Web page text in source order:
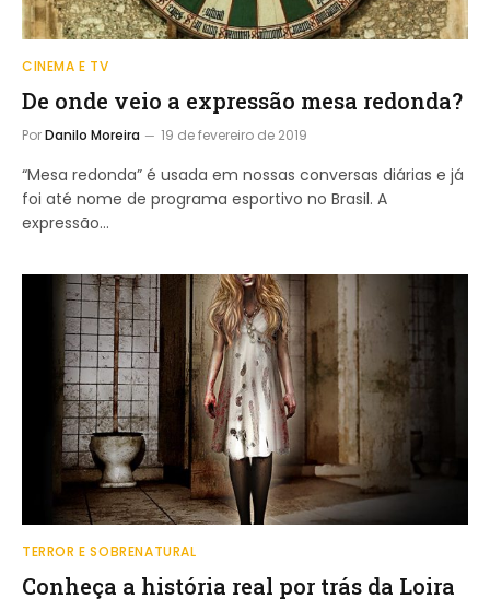
CINEMA E TV
De onde veio a expressão mesa redonda?
PorDanilo Moreira 19 de fevereiro de 2019
“Mesa redonda” é usada em nossas conversas diárias e já
foi até nome de programa esportivo no Brasil. A
expressão…
TERROR E SOBRENATURAL
Conheça a história real por trás da Loira